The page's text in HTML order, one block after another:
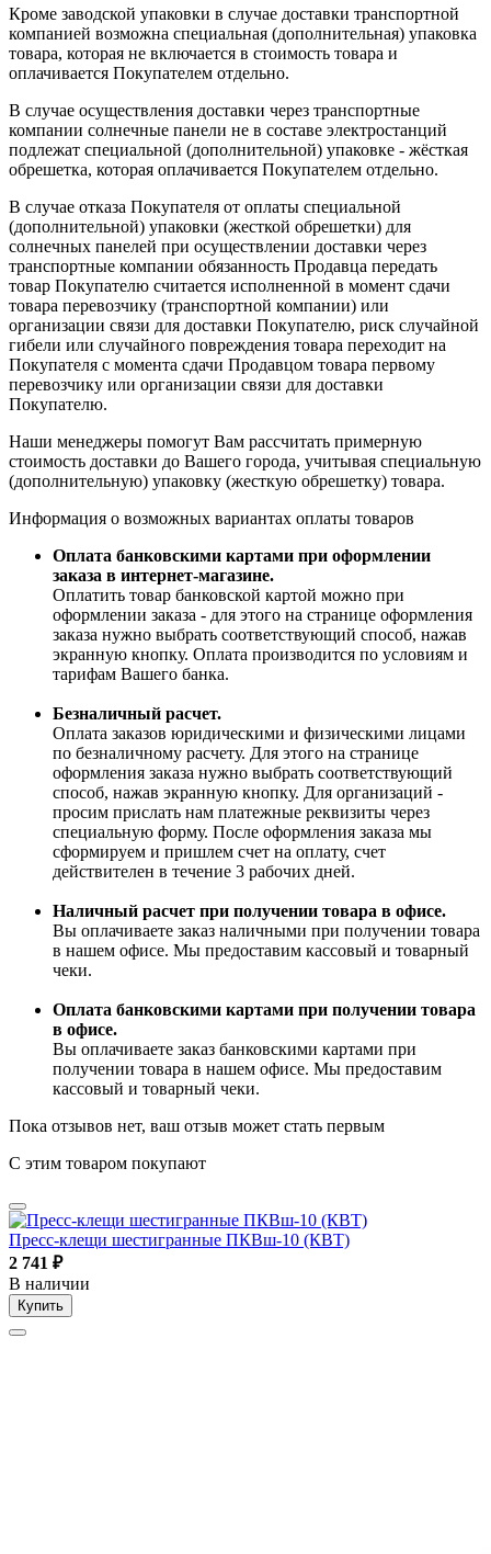
Кроме заводской упаковки в случае доставки транспортной
компанией возможна специальная (дополнительная) упаковка
товара, которая не включается в стоимость товара и
оплачивается Покупателем отдельно.
В случае осуществления доставки через транспортные
компании солнечные панели не в составе электростанций
подлежат специальной (дополнительной) упаковке - жёсткая
обрешетка, которая оплачивается Покупателем отдельно.
В случае отказа Покупателя от оплаты специальной
(дополнительной) упаковки (жесткой обрешетки) для
солнечных панелей при осуществлении доставки через
транспортные компании обязанность Продавца передать
товар Покупателю считается исполненной в момент сдачи
товара перевозчику (транспортной компании) или
организации связи для доставки Покупателю, риск случайной
гибели или случайного повреждения товара переходит на
Покупателя с момента сдачи Продавцом товара первому
перевозчику или организации связи для доставки
Покупателю.
Наши менеджеры помогут Вам рассчитать примерную
стоимость доставки до Вашего города, учитывая специальную
(дополнительную) упаковку (жесткую обрешетку) товара.
Информация о возможных вариантах оплаты товаров
Оплата банковскими картами при оформлении
заказа в интернет-магазине.
Оплатить товар банковской картой можно при
оформлении заказа - для этого на странице оформления
заказа нужно выбрать соответствующий способ, нажав
экранную кнопку. Оплата производится по условиям и
тарифам Вашего банка.
Безналичный расчет.
Оплата заказов юридическими и физическими лицами
по безналичному расчету. Для этого на странице
оформления заказа нужно выбрать соответствующий
способ, нажав экранную кнопку. Для организаций -
просим прислать нам платежные реквизиты через
специальную форму. После оформления заказа мы
сформируем и пришлем счет на оплату, счет
действителен в течение 3 рабочих дней.
Наличный расчет при получении товара в офисе.
Вы оплачиваете заказ наличными при получении товара
в нашем офисе. Мы предоставим кассовый и товарный
чеки.
Оплата банковскими картами при получении товара
в офисе.
Вы оплачиваете заказ банковскими картами при
получении товара в нашем офисе. Мы предоставим
кассовый и товарный чеки.
Пока отзывов нет, ваш отзыв может стать первым
С этим товаром покупают
Пресс-клещи шестигранные ПКВш-10 (КВТ)
2 741 ₽
В наличии
Купить